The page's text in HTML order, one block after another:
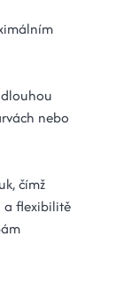
nebo
čímž
a flexibilitě